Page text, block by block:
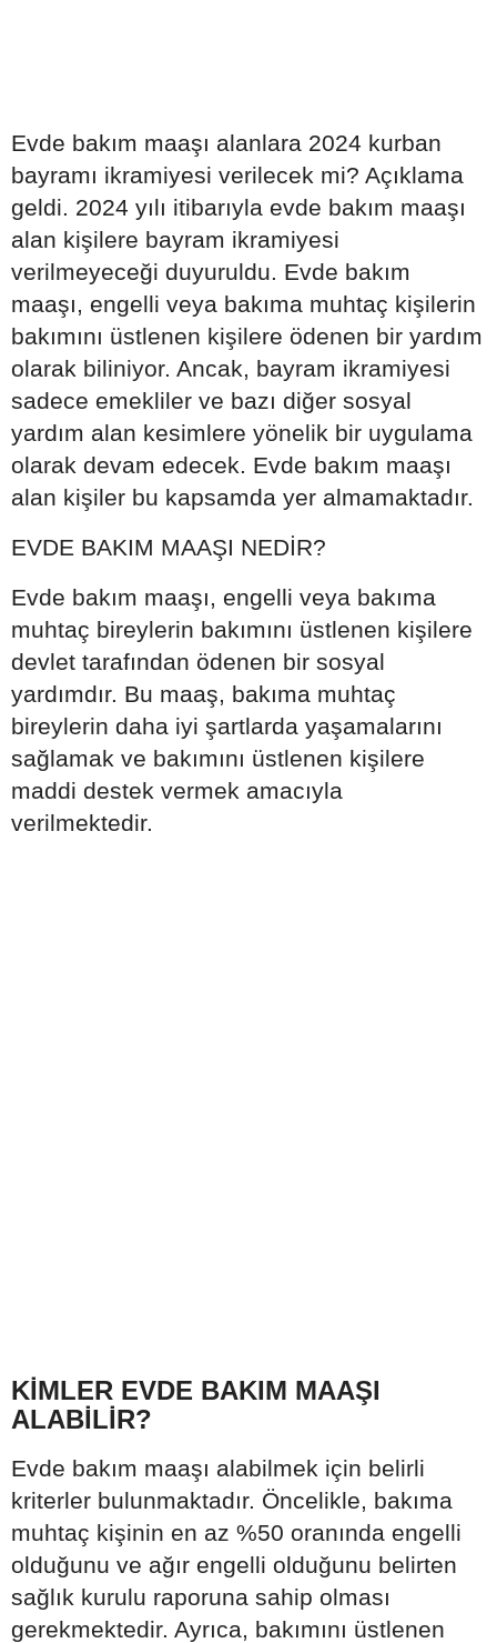
Evde bakım maaşı alanlara 2024 kurban
bayramı ikramiyesi verilecek mi? Açıklama
geldi. 2024 yılı itibarıyla evde bakım maaşı
alan kişilere bayram ikramiyesi
verilmeyeceği duyuruldu. Evde bakım
maaşı, engelli veya bakıma muhtaç kişilerin
bakımını üstlenen kişilere ödenen bir yardım
olarak biliniyor. Ancak, bayram ikramiyesi
sadece emekliler ve bazı diğer sosyal
yardım alan kesimlere yönelik bir uygulama
olarak devam edecek. Evde bakım maaşı
alan kişiler bu kapsamda yer almamaktadır.
EVDE BAKIM MAAŞI NEDİR?
Evde bakım maaşı, engelli veya bakıma
muhtaç bireylerin bakımını üstlenen kişilere
devlet tarafından ödenen bir sosyal
yardımdır. Bu maaş, bakıma muhtaç
bireylerin daha iyi şartlarda yaşamalarını
sağlamak ve bakımını üstlenen kişilere
maddi destek vermek amacıyla
verilmektedir.
KİMLER EVDE BAKIM MAAŞI
ALABİLİR?
Evde bakım maaşı alabilmek için belirli
kriterler bulunmaktadır. Öncelikle, bakıma
muhtaç kişinin en az %50 oranında engelli
olduğunu ve ağır engelli olduğunu belirten
sağlık kurulu raporuna sahip olması
gerekmektedir. Ayrıca, bakımını üstlenen